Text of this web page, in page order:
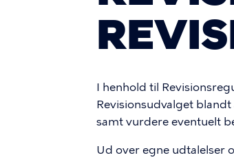
I henhold til
Revisionsudvalget
samt vurdere eventuelt
Ud over egne udtalelser